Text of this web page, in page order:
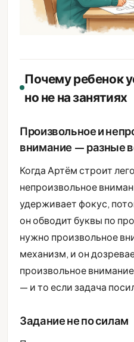
Почему ребенок
но не на занятиях
Произвольное и
внимание — разные
Когда Артём строит
непроизвольное
удерживает фокус,
он обводит буквы по
нужно произвольное
механизм, и он
произвольное
— и то если задача
Задание не по силам